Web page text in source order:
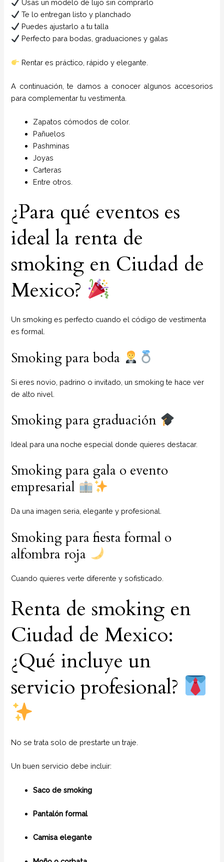
Usas un modelo de lujo sin comprarlo
Te lo entregan listo y planchado
Puedes ajustarlo a tu talla
Perfecto para bodas, graduaciones y galas
Rentar es práctico, rápido y elegante.
A continuación, te damos a conocer algunos accesorios
para complementar tu vestimenta.
Zapatos cómodos de color.
Pañuelos
Pashminas
Joyas
Carteras
Entre otros.
¿Para qué eventos es
ideal la renta de
smoking en Ciudad de
Mexico?
Un smoking es perfecto cuando el código de vestimenta
es formal.
Smoking para boda
Si eres novio, padrino o invitado, un smoking te hace ver
de alto nivel.
Smoking para graduación
Ideal para una noche especial donde quieres destacar.
Smoking para gala o evento
empresarial
Da una imagen seria, elegante y profesional.
Smoking para fiesta formal o
alfombra roja
Cuando quieres verte diferente y sofisticado.
Renta de smoking en
Ciudad de Mexico:
¿Qué incluye un
servicio profesional?
No se trata solo de prestarte un traje.
Un buen servicio debe incluir:
Saco de smoking
Pantalón formal
Camisa elegante